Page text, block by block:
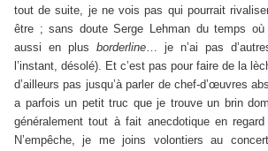
tout de suite, je ne vois pas qui pourrait
être ; sans doute Serge Lehman du temps
aussi en plus borderline… je n’ai pas
l’instant, désolé). Et c’est pas pour faire de la
d’ailleurs pas jusqu’à parler de chef-d’œuvres
a parfois un petit truc que je trouve un brin
généralement tout à fait anecdotique en
N’empêche, je me joins volontiers au